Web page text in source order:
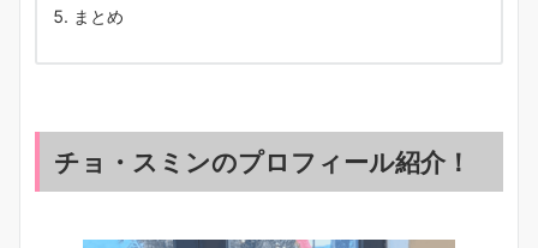
まとめ
チョ・スミンのプロフィール紹介！